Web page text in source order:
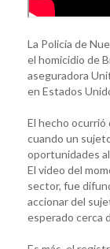
La Policía de
el homicidio de
aseguradora
en Estados
El hecho ocurrió
cuando un
oportunidades
El video del
sector, fue
accionar del
esperado cerca